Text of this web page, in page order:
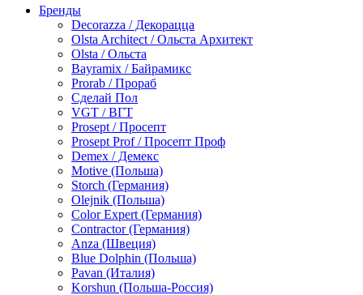
по металлу
антикорозийные
под декоративные штукатурки
для гипсокартона
под штукатурку
Герметик
акриловые
силиконовые универсальные, нейтральные
силиконовые санитарные (антигрибковые)
шовные для срубов
для кровли
для каминов
полиуретановые
Декоративные штукатурки и краски
краски для декора, патина
мокрый шелк
венецианские (эффект мрамора)
песок (эффект песчаных вихрей)
декоративная шпаклевка
Бренды
Decorazza / Декорацца
Olsta Architect / Ольста Архитект
Olsta / Ольста
Bayramix / Байрамикс
Prorab / Прораб
Сделай Пол
VGT / ВГТ
Prosept / Просепт
Prosept Prof / Просепт Проф
Demex / Демекс
Motive (Польша)
Storch (Германия)
Olejnik (Польша)
Color Expert (Германия)
Contractor (Германия)
Anza (Швеция)
Blue Dolphin (Польша)
Pavan (Италия)
Korshun (Польша-Россия)